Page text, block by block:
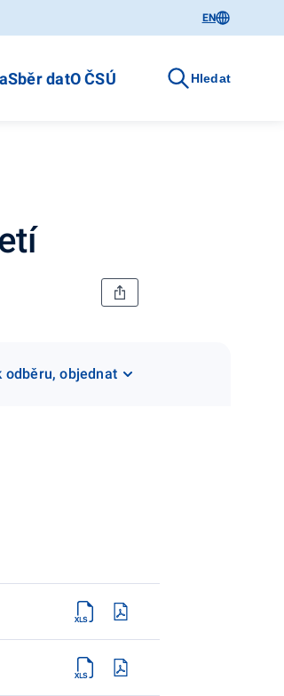
EN
Sběr datO ČSÚ Hledat
odběru, objednat